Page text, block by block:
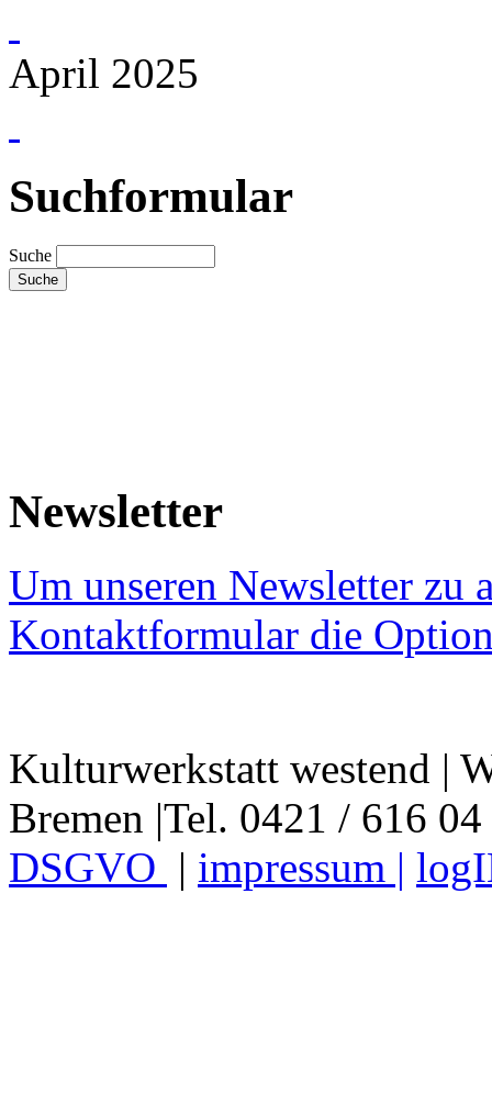
April 2025
Suchformular
Suche
Newsletter
Um unseren Newsletter zu
Kontaktformular die
Kulturwerkstatt westend |
Bremen |Tel. 0421 / 616
DSGVO | impressum |